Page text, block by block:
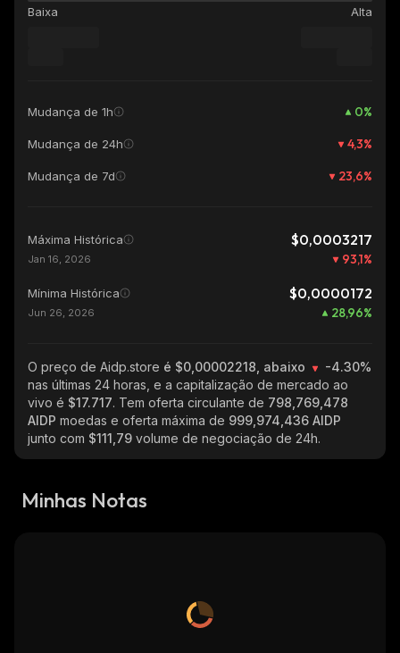
Baixa Alta
Mudança de 1h 0%
Mudança de 24h 4,3%
Mudança de 7d 23,6%
Máxima Histórica $0,0003217
Jan 16, 2026 93,1%
Mínima Histórica $0,0000172
Jun 26, 2026 28,96%
O preço de Aidp.store é $0,00002218, abaixo
-4.30%
nas últimas 24 horas, e a capitalização de mercado ao
vivo é $17.717. Tem oferta circulante de 798,769,478
AIDP moedas e oferta máxima de 999,974,436 AIDP
junto com $111,79 volume de negociação de 24h.
Minhas Notas